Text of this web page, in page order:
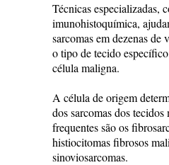
Técnicas especializadas,
imunohistoquímica,
sarcomas em dezenas de
o tipo de tecido
célula maligna.
A célula de origem
dos sarcomas dos tecidos
frequentes são os
histiocitomas fibrosos
sinoviosarcomas.